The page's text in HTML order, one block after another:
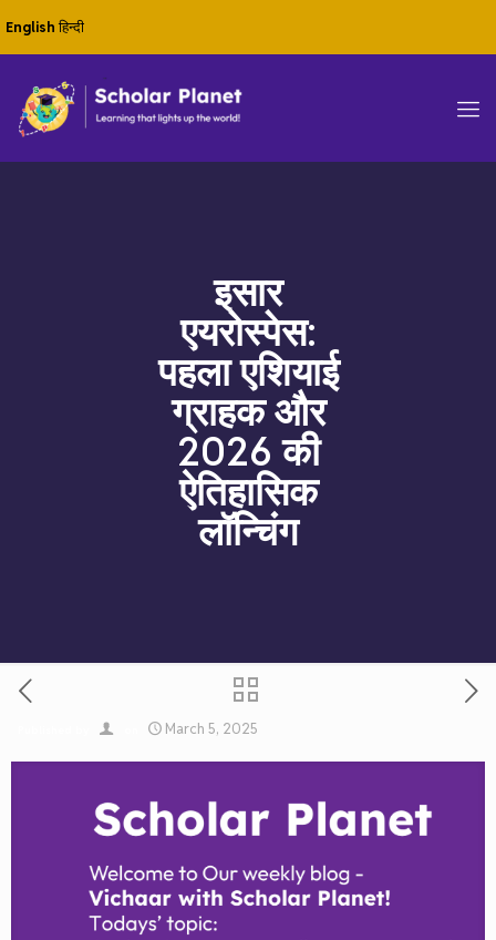
English हिन्दी
इसार
एयरोस्पेस:
पहला एशियाई
ग्राहक और
2026 की
ऐतिहासिक
लॉन्चिंग
March 5, 2025